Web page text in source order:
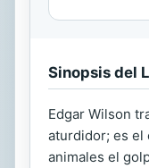
Sinopsis del
Edgar Wilson
aturdidor; es el
animales el